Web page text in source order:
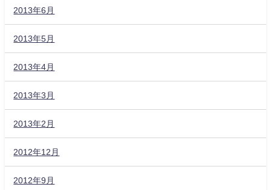
2013年6月
2013年5月
2013年4月
2013年3月
2013年2月
2012年12月
2012年9月